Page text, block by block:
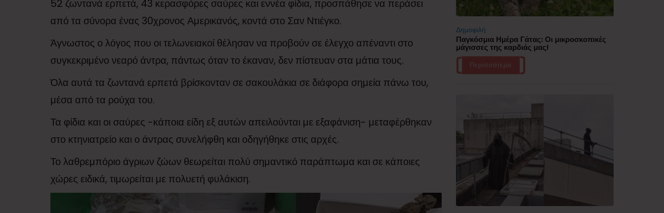
52 ζωντανά ερπετά, 43 κερασφόρες σαύρες και εννέα φίδια, προσπάθησε να περάσει
από τα σύνορα ένας 30χρονος Αμερικανός, κοντά στο Σαν Ντιέγκο.
Άγνωστος ο λόγος που οι τελωνειακοί θέλησαν να προβούν σε έλεγχο απέναντι στο
συγκεκριμένο νεαρό άντρα, πάντως όταν το έκαναν, δεν πίστευαν στα μάτια τους.
Όλα αυτά τα ζωντανά ερπετά βρίσκονταν σε σακουλάκια σε διάφορα σημεία πάνω του,
μέσα από τα ρούχα του.
Τα φίδια και οι σαύρες -κάποια είδη εξ αυτών απειλούνται με εξαφάνιση- μεταφέρθηκαν
στο κτηνιατρείο και ο άντρας συνελήφθη και οδηγήθηκε στις αρχές.
Το λαθρεμπόριο άγριων ζώων θεωρείται πολύ σημαντικό παράπτωμα και σε κάποιες
χώρες ειδικά, τιμωρείται με πολυετή φυλάκιση.
Δημοφιλή
Παγκόσμια Ημέρα Γάτας: Οι μικροσκοπικές
μάγισσες της καρδιάς μας!
Περισσότερα